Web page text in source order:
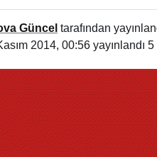
Güncel tarafından
2014, 00:56 yayınlandı 5